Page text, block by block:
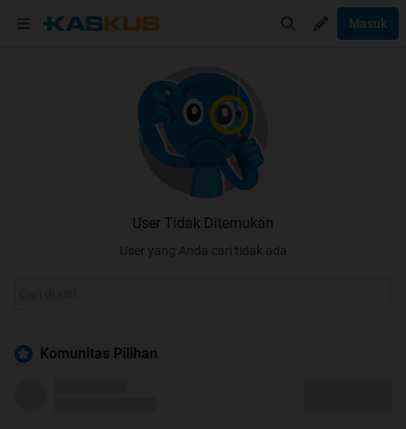
Masuk
User Tidak Ditemukan
User yang Anda cari tidak ada
Komunitas Pilihan